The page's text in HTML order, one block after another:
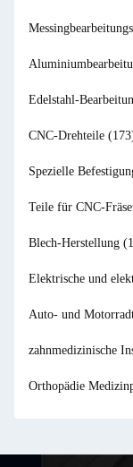
Edelstahl-
CNC-Drehteile
Spezielle
Teile für CNC-
Blech-Herstellung
Elektrische und
Auto- und
zahnmedizinische
Orthopädie